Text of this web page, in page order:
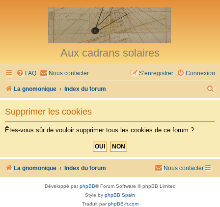
Aux cadrans solaires
FAQ Nous contacter Connexion
S’enregistrer
La gnomonique Index du forum
e
h
Supprimer les cookies
Êtes-vous sûr de vouloir supprimer tous les cookies de ce forum ?
La gnomonique Index du forum Nous contacter
Développé parphpBB® Forum Software © phpBB Limited
Style by phpBB Spain
Traduit parphpBB-fr.com